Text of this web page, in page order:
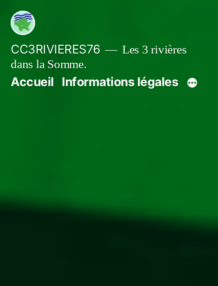
Aller
contenu
CC3RIVIERES76
Les 3 rivières
dans la Somme.
Accueil Informations légales